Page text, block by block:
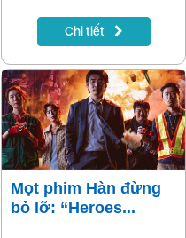
của đoàn thể thao nước nhà.
Để khán giả theo dõi thuận
trực tiếp các nội dung SEA
Games 33 thông qua các
kênh VTV giúp người xem
nắm trọn diễn biến đại hội mọi
lúc, mọi nơi.
Chi tiết
Mọt phim Hàn đừng
bỏ lỡ: “Heroes...